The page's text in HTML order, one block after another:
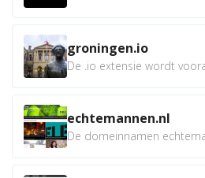
groningen.io
echtemannen.nl